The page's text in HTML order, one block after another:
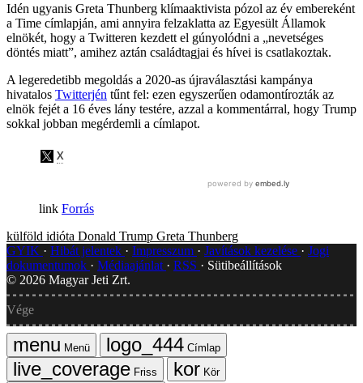
Idén ugyanis Greta Thunberg klímaaktivista pózol az év embereként
a Time címlapján, ami annyira felzaklatta az Egyesült Államok
elnökét, hogy a Twitteren kezdett el gúnyolódni a „nevetséges
döntés miatt”, amihez aztán családtagjai és hívei is csatlakoztak.
A legeredetibb megoldás a 2020-as újraválasztási kampánya
hivatalos Twitterjén tűnt fel: ezen egyszerűen odamontírozták az
elnök fejét a 16 éves lány testére, azzal a kommentárral, hogy Trump
sokkal jobban megérdemli a címlapot.
Forrás
külföld idióta Donald Trump Greta Thunberg
GYIK
Hibát jelentek Impresszum Javítások kezelése
Jogi
dokumentumok
Médiaajánlat RSS
Sütibeállítások
© 2026 Magyar Jeti Zrt.
Vége
Menü
Címlap
Friss
Kör